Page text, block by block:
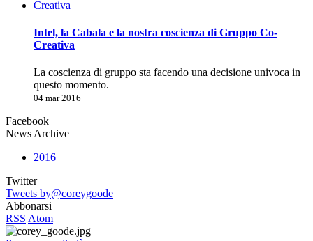
Intel, la Cabala e la nostra coscienza di Gruppo Co-
Creativa
La coscienza di gruppo sta facendo una decisione univoca in
questo momento.
04 mar 2016
Facebook
News Archive
2016
Twitter
Tweets by@coreygoode
Abbonarsi
RSS Atom